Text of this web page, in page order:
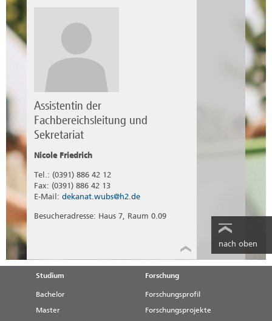
Assistentin der
Fachbereichsleitung und
Sekretariat
Nicole Friedrich
Tel.: (0391) 886 42 12
Fax: (0391) 886 42 13
E-Mail: dekanat.wubs@h2.de
Besucheradresse: Haus 7, Raum 0.09
nach oben
Studium
Bachelor
Master
Forschung
Forschungsprofil
Forschungsprojekte